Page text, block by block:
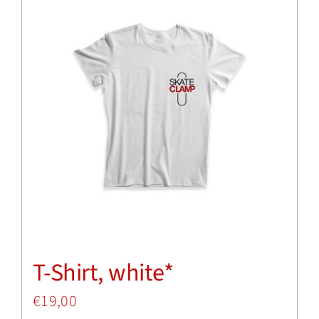
Shop
T-Shirt, white*
€19,00